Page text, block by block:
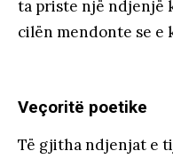
ta priste një ndjenjë
cilën mendonte se e
Veçoritë poetike
Të gjitha ndjenjat e